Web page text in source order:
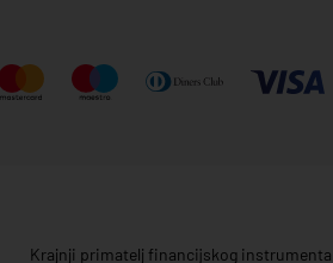
Krajnji primatelj financijskog